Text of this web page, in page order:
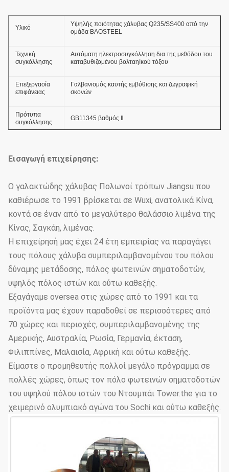
Υλικό
Υψηλής ποιότητας χάλυβας Q235/SS400 από την
ομάδα BAOSTEEL
Τεχνική
συγκόλλησης
Αυτόματη ηλεκτροσυγκόλληση δια της μεθόδου του
καταβυθιζομένου βολταη!κού τόξου
Επεξεργασία
επιφάνειας
Γαλβανισμός καυτής εμβύθισης και ζωγραφική
σκονών
Πρότυπα
συγκόλλησης
GB11345 βαθμός Ⅱ
ψευδάργυρου
Συγκολλητική
δύναμη του
επιστρώματος
ψευδάργυρου
Ικανότητα αντι-
36.9m/s
Αντιδιαβρωτική
≥20 έτη
Στρώμα
Πάχος ≥100um
Συγκολλητική
GB9286-880
Σκληρότητα ≥2H
Επιλογές
ύψους
Πολωνού
χάλυβα
Επιλογές
τύπων
Εισαγωγή επιχείρησης:
Ο γαλακτώδης χάλυβας Πολωνοί τρόπων Jiangsu που
καθιέρωσε το 1991 βρίσκεται σε Wuxi, ανατολικά Κίνα,
κοντά σε έναν από το μεγαλύτερο θαλάσσιο λιμένα της
Κίνας, Σαγκάη, λιμένας.
Η επιχείρησή μας έχει 24 έτη εμπειρίας να παραγάγει
τους πόλους χάλυβα συμπεριλαμβανομένου του πόλου
δύναμης μετάδοσης, πόλος φωτεινών σηματοδοτών,
υψηλός πόλος ιστών και ούτω καθεξής.
Εξαγάγαμε oversea στις χώρες από το 1991 και τα
προϊόντα μας έχουν παραδοθεί σε περισσότερες από
70 χώρες και περιοχές, συμπεριλαμβανομένης της
Αμερικής, Αυστραλία, Ρωσία, Γερμανία, έκταση,
Φιλιππίνες, Μαλαισία, Αφρική και ούτω καθεξής.
Είμαστε ο προμηθευτής πολλοί μεγάλο πρόγραμμα σε
πολλές χώρες, όπως τον πόλο φωτεινών σηματοδοτών
του υψηλού πόλου ιστών του Ντουμπάι Tower.the για το
χειμερινό ολυμπιακό αγώνα του Sochi και ούτω καθεξής.